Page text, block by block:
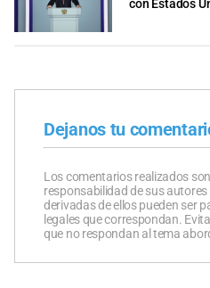
con Estados
Dejanos tu
Los comentarios realizados
responsabilidad de sus
derivadas de ellos pueden ser
legales que correspondan.
que no respondan al tema